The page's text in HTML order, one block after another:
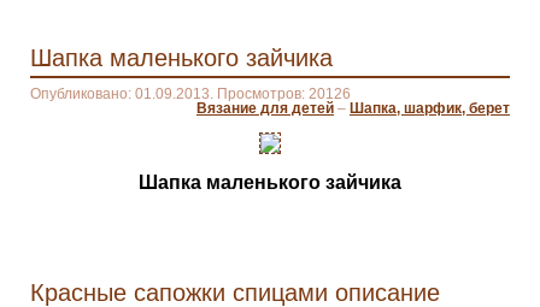
Шапка маленького зайчика
Опубликовано: 01.09.2013. Просмотров: 20126
Вязание для детей – Шапка, шарфик, берет
Шапка маленького зайчика
Красные сапожки спицами описание